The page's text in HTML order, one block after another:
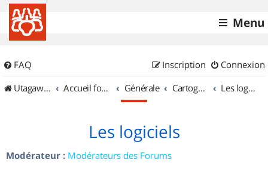
Menu
FAQ Connexion
Inscription
UtagawaVTT (Randos VTT et VTTAE avec traces GPS)
Accueil forum Générale Cartographie et GPS Les logiciels
Les logiciels
Modérateur : Modérateurs des Forums